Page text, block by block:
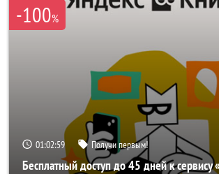
-100%
01:02:58 Получи первым!
Бесплатный доступ до 45 дней к сервису